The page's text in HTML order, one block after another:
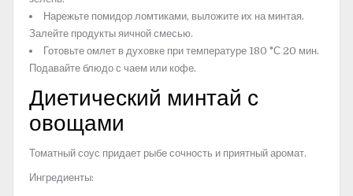
Нарежьте помидор ломтиками, выложите их на минтая.
Залейте продукты яичной смесью.
Готовьте омлет в духовке при температуре 180 °С 20 мин.
Подавайте блюдо с чаем или кофе.
Диетический минтай с
овощами
Томатный соус придает рыбе сочность и приятный аромат.
Ингредиенты: